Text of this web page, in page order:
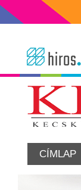
CÍMLAP